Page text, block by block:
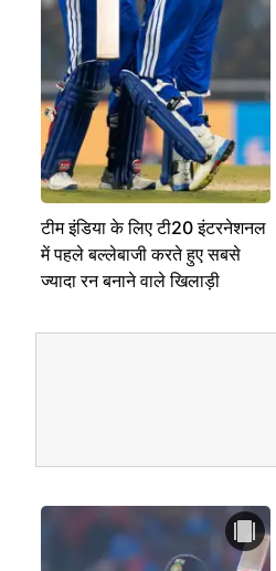
टीम इंडिया के लिए टी20 इंटरनेशनल
में पहले बल्लेबाजी करते हुए सबसे
ज्यादा रन बनाने वाले खिलाड़ी